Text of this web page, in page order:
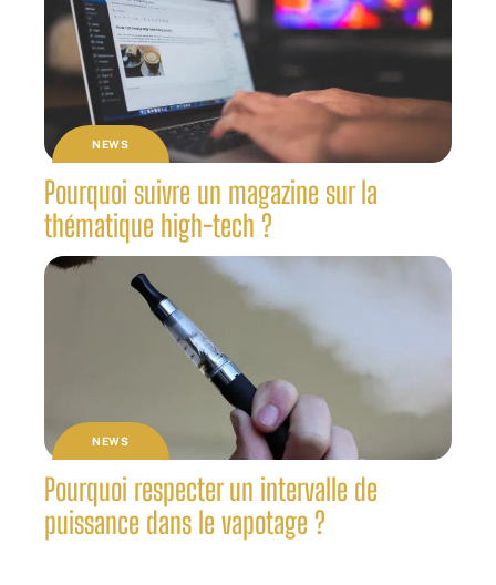
NEWS
Pourquoi suivre un magazine sur la
thématique high-tech ?
NEWS
Pourquoi respecter un intervalle de
puissance dans le vapotage ?